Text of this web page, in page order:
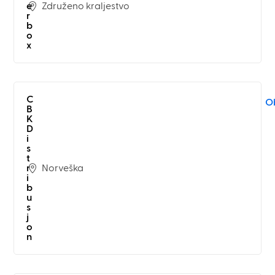
e
r
b
o
x
Združeno kraljestvo
C
B
K
D
i
s
t
r
i
b
u
s
j
o
n
Norveška